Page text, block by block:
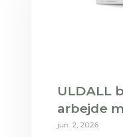
ULDALL
arbejde
jun. 2, 2026